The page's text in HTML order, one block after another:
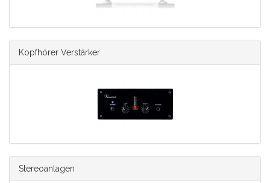
Kopfhörer Verstärker
Stereoanlagen